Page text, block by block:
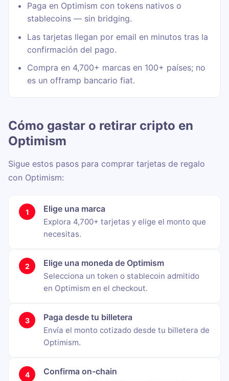
Paga en Optimism con tokens nativos o
stablecoins — sin bridging.
Las tarjetas llegan por email en minutos tras la
confirmación del pago.
Compra en 4,700+ marcas en 100+ países; no
es un offramp bancario fiat.
Cómo gastar o retirar cripto en
Optimism
Sigue estos pasos para comprar tarjetas de regalo
con Optimism:
Elige una marca
Explora 4,700+ tarjetas y elige el monto que
necesitas.
Elige una moneda de Optimism
Selecciona un token o stablecoin admitido
en Optimism en el checkout.
Paga desde tu billetera
Envía el monto cotizado desde tu billetera de
Optimism.
Confirma on-chain